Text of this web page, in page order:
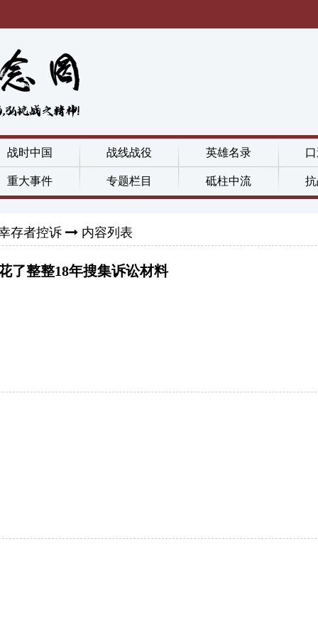
战时中国 战线战役 英雄名录
重大事件 专题栏目 砥柱中流
存者控诉 内容列表
了整整18年搜集诉讼材料